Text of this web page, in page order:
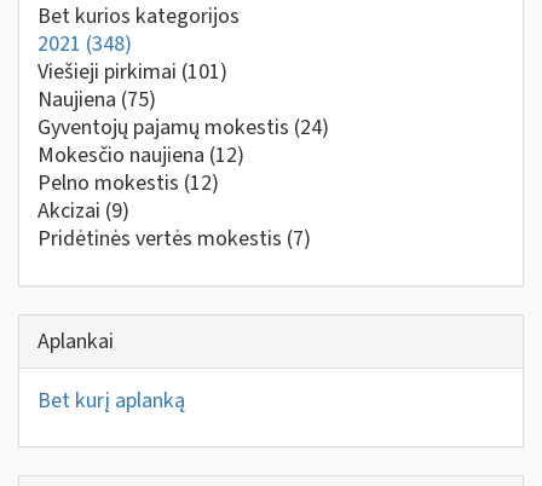
Bet kurios kategorijos
2021 (348)
Viešieji pirkimai (101)
Naujiena (75)
Gyventojų pajamų mokestis (24)
Mokesčio naujiena (12)
Pelno mokestis (12)
Akcizai (9)
Pridėtinės vertės mokestis (7)
Aplankai
Bet kurį aplanką